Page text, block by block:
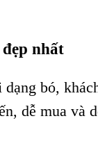
nhất
bó,
dễ mua và